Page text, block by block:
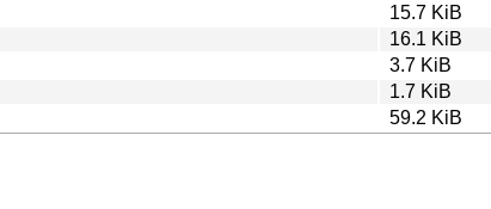
15.7 KiB
16.1 KiB
3.7 KiB
1.7 KiB
59.2 KiB